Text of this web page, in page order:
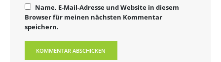
Name, E-Mail-Adresse und Website in diesem
Browser für meinen nächsten Kommentar
speichern.